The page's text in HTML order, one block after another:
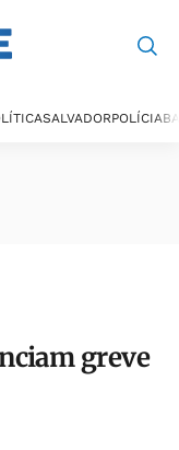
SALVADORPOLÍCIA
greve